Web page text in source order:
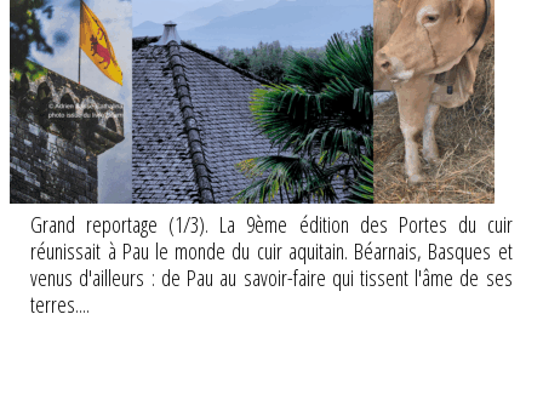
Grand reportage (1/3). La 9ème édition des Portes du cuir
réunissait à Pau le monde du cuir aquitain. Béarnais, Basques et
venus d'ailleurs : de Pau au savoir-faire qui tissent l'âme de ses
terres....